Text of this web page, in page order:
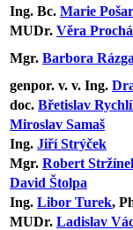
Ing. Bc. Marie
MUDr. Věra
Mgr. Barbora Rázga
genpor. v. v. Ing.
doc. Břetislav
Miroslav Samaš
Ing. Jiří Strýček
Mgr. Robert
David Štolpa
Ing. Libor Turek,
MUDr. Ladislav